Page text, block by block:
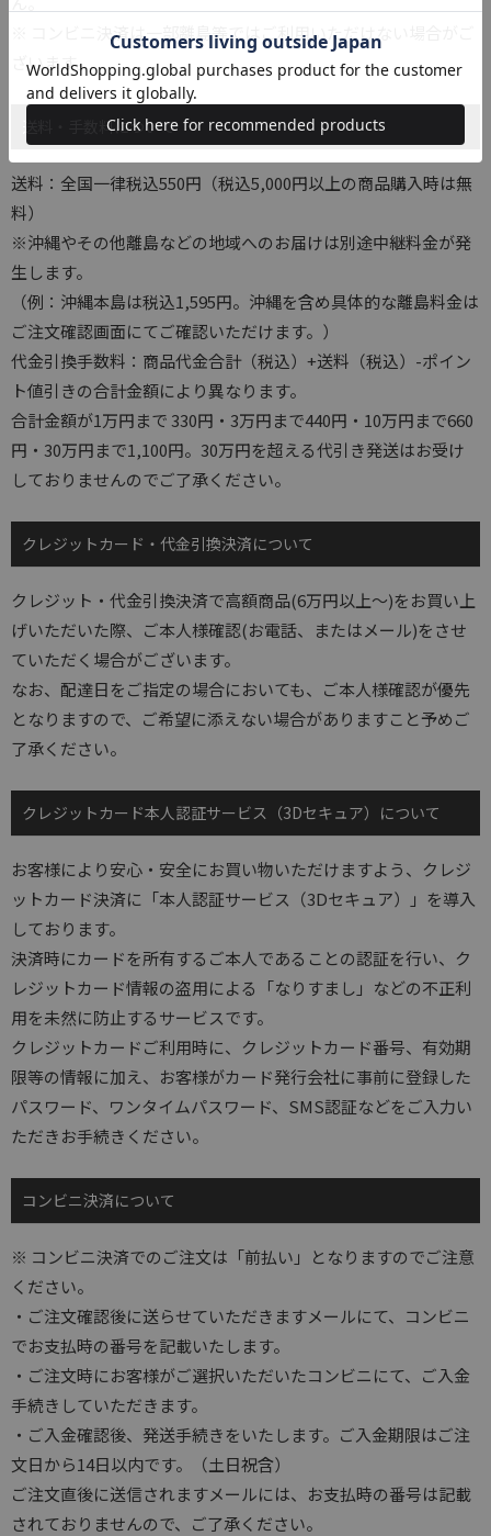
※ コンビニ決済は一部離島等ではご利用いただけない場合がご
ざいます。
送料・手数料について
送料：全国一律税込550円（税込5,000円以上の商品購入時は無
料）
※沖縄やその他離島などの地域へのお届けは別途中継料金が発
生します。
（例：沖縄本島は税込1,595円。沖縄を含め具体的な離島料金は
ご注文確認画面にてご確認いただけます。）
代金引換手数料：商品代金合計（税込）+送料（税込）-ポイン
ト値引きの合計金額により異なります。
合計金額が1万円まで 330円・3万円まで440円・10万円まで660
円・30万円まで1,100円。30万円を超える代引き発送はお受け
しておりませんのでご了承ください。
クレジットカード・代金引換決済について
クレジット・代金引換決済で高額商品(6万円以上～)をお買い上
げいただいた際、ご本人様確認(お電話、またはメール)をさせ
ていただく場合がございます。
なお、配達日をご指定の場合においても、ご本人様確認が優先
となりますので、ご希望に添えない場合がありますこと予めご
了承ください。
クレジットカード本人認証サービス（3Dセキュア）について
お客様により安心・安全にお買い物いただけますよう、クレジ
ットカード決済に「本人認証サービス（3Dセキュア）」を導入
しております。
決済時にカードを所有するご本人であることの認証を行い、ク
レジットカード情報の盗用による「なりすまし」などの不正利
用を未然に防止するサービスです。
クレジットカードご利用時に、クレジットカード番号、有効期
限等の情報に加え、お客様がカード発行会社に事前に登録した
パスワード、ワンタイムパスワード、SMS認証などをご入力い
ただきお手続きください。
コンビニ決済について
※ コンビニ決済でのご注文は「前払い」となりますのでご注意
ください。
・ご注文確認後に送らせていただきますメールにて、コンビニ
でお支払時の番号を記載いたします。
・ご注文時にお客様がご選択いただいたコンビニにて、ご入金
手続きしていただきます。
・ご入金確認後、発送手続きをいたします。ご入金期限はご注
文日から14日以内です。（土日祝含）
ご注文直後に送信されますメールには、お支払時の番号は記載
されておりませんので、ご了承ください。